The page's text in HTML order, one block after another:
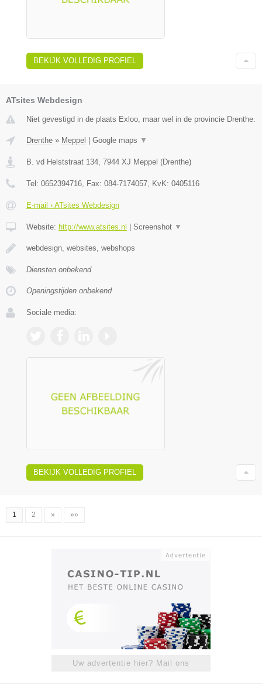
BEKIJK VOLLEDIG PROFIEL
ATsites Webdesign
Niet gevestigd in de plaats Exloo, maar wel in de provincie Drenthe.
Drenthe » Meppel Google maps ▼
B. vd Helststraat 134, 7944 XJ Meppel (Drenthe)
Tel: 0652394716, Fax: 084-7174057, KvK: 0405116
E-mail › ATsites Webdesign
Website: http://www.atsites.nl Screenshot ▼
webdesign, websites, webshops
Diensten onbekend
Openingstijden onbekend
Sociale media:
BEKIJK VOLLEDIG PROFIEL
1 2 » »»
Uw advertentie hier? Mail ons